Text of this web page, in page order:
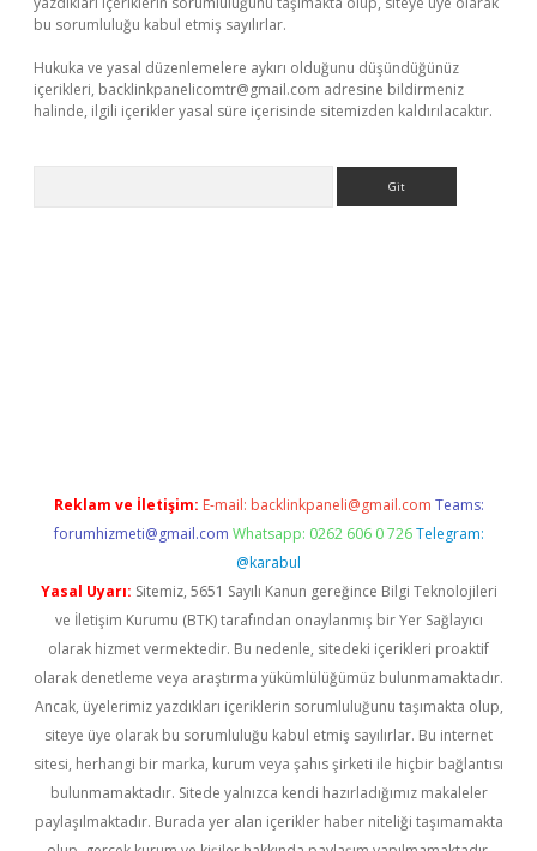
bu sorumluluğu kabul etmiş sayılırlar.
Hukuka ve yasal düzenlemelere aykırı olduğunu düşündüğünüz
içerikleri, backlinkpanelicomtr@gmail.com adresine bildirmeniz
halinde, ilgili içerikler yasal süre içerisinde sitemizden kaldırılacaktır.
Reklam ve İletişim: E-mail: backlinkpaneli@gmail.com Teams:
forumhizmeti@gmail.com Whatsapp: 0262 606 0 726 Telegram:
@karabul
Yasal Uyarı: Sitemiz, 5651 Sayılı Kanun gereğince Bilgi Teknolojileri
ve İletişim Kurumu (BTK) tarafından onaylanmış bir Yer Sağlayıcı
olarak hizmet vermektedir. Bu nedenle, sitedeki içerikleri proaktif
olarak denetleme veya araştırma yükümlülüğümüz bulunmamaktadır.
Ancak, üyelerimiz yazdıkları içeriklerin sorumluluğunu taşımakta olup,
siteye üye olarak bu sorumluluğu kabul etmiş sayılırlar. Bu internet
sitesi, herhangi bir marka, kurum veya şahıs şirketi ile hiçbir bağlantısı
bulunmamaktadır. Sitede yalnızca kendi hazırladığımız makaleler
paylaşılmaktadır. Burada yer alan içerikler haber niteliği taşımamakta